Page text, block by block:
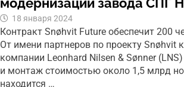
18 января 2024
Контракт Snøhvit Future обеспечит 200
От имени партнеров по проекту Snøhvit
компании Leonhard Nilsen & Sønner
и монтаж стоимостью около 1,5 млрд
находится …